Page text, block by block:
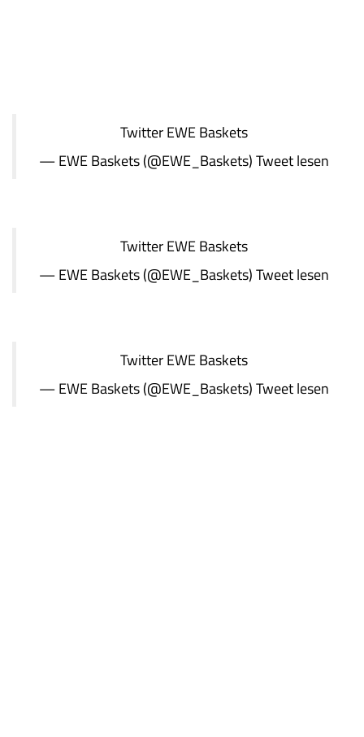
TwitterEWE Baskets
— EWE Baskets (@EWE_Baskets)Tweet lesen
TwitterEWE Baskets
— EWE Baskets (@EWE_Baskets)Tweet lesen
TwitterEWE Baskets
— EWE Baskets (@EWE_Baskets)Tweet lesen